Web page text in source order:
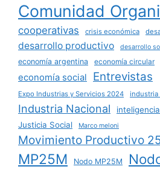
Comunidad
cooperativas crisis económica
desarrollo productivo desarrollo
economía argentina economía circular
economía social Entrevistas
Expo Industrias y Servicios 2024 industria
Industria Nacional
Justicia Social Marco meloni
Movimiento Productivo
MP25M Nodo MP25M